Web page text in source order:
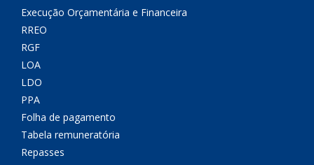
Execução Orçamentária e Financeira
RREO
RGF
LOA
LDO
PPA
Folha de pagamento
Tabela remuneratória
Repasses